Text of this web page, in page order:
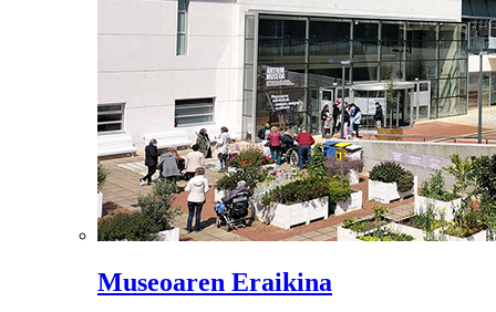
Museoaren Eraikina